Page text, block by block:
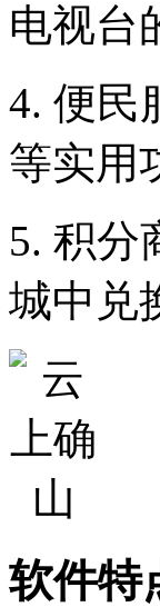
电视台
4. 便民
等实用
5. 积分
城中兑
软件特